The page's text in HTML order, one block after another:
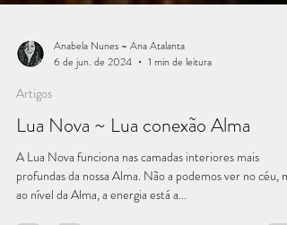
6 de jun. de 2024
1 min de leitura
Artigos
Lua Nova ~ Lua conexão Alma